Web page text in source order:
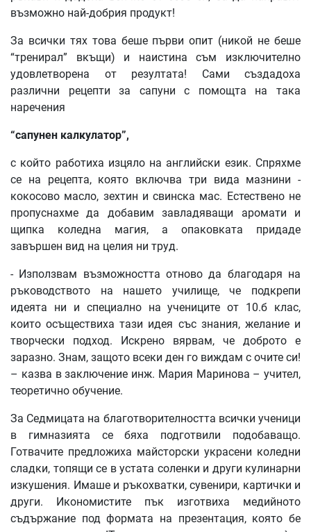
възможно най-добрия продукт!
За всички тях това беше първи опит (никой не беше
“тренирал” вкъщи) и наистина съм изключително
удовлетворена от резултата! Сами създадоха
различни рецепти за сапуни с помощта на така
наречения
“сапунен калкулатор”,
с който работиха изцяло на английски език. Спряхме
се на рецепта, която включва три вида мазнини -
кокосово масло, зехтин и свинска мас. Естествено не
пропуснахме да добавим завладяващи аромати и
щипка коледна магия, а опаковката придаде
завършен вид на целия ни труд.
- Използвам възможността отново да благодаря на
ръководството на нашето училище, че подкрепи
идеята ни и специално на учениците от 10.б клас,
които осъществиха тази идея със знания, желание и
творчески подход. Искрено вярвам, че доброто е
заразно. Знам, защото всеки ден го виждам с очите си!
– казва в заключение инж. Мария Маринова – учител,
теоретично обучение.
За Седмицата на благотворителността всички ученици
в гимназията се бяха подготвили подобаващо.
Готвачите предложиха майсторски украсени коледни
сладки, топящи се в устата соленки и други кулинарни
изкушения. Имаше и ръкохватки, сувенири, картички и
други. Икономистите пък изготвиха медийното
съдържание под формата на презентация, която бе